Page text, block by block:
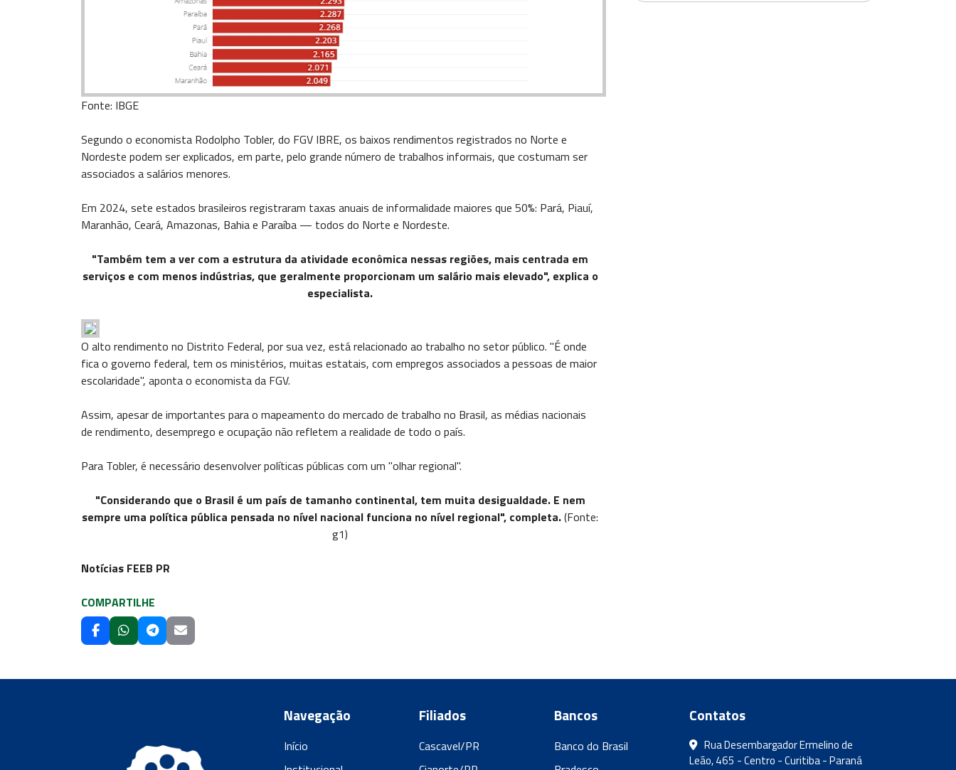
Fonte: IBGE
Segundo o economista Rodolpho Tobler, do FGV IBRE, os baixos rendimentos registrados no Norte e
Nordeste podem ser explicados, em parte, pelo grande número de trabalhos informais, que costumam ser
associados a salários menores.
Em 2024, sete estados brasileiros registraram taxas anuais de informalidade maiores que 50%: Pará, Piauí,
Maranhão, Ceará, Amazonas, Bahia e Paraíba — todos do Norte e Nordeste.
"Também tem a ver com a estrutura da atividade econômica nessas regiões, mais centrada em
serviços e com menos indústrias, que geralmente proporcionam um salário mais elevado", explica o
especialista.
O alto rendimento no Distrito Federal, por sua vez, está relacionado ao trabalho no setor público. "É onde
fica o governo federal, tem os ministérios, muitas estatais, com empregos associados a pessoas de maior
escolaridade", aponta o economista da FGV.
Assim, apesar de importantes para o mapeamento do mercado de trabalho no Brasil, as médias nacionais
de rendimento, desemprego e ocupação não refletem a realidade de todo o país.
Para Tobler, é necessário desenvolver políticas públicas com um "olhar regional".
"Considerando que o Brasil é um país de tamanho continental, tem muita desigualdade. E nem
sempre uma política pública pensada no nível nacional funciona no nível regional", completa.(Fonte:
g1)
Notícias FEEB PR
COMPARTILHE
Navegação
Início
Filiados
Cascavel/PR
Bancos
Banco do Brasil
Contatos
Rua Desembargador Ermelino de
Leão, 465 - Centro - Curitiba - Paraná